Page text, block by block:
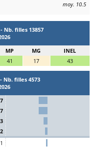
moy. 10.5
Nb. filles 13857
MP MG
INEL
41 17 43
Nb. filles 4573